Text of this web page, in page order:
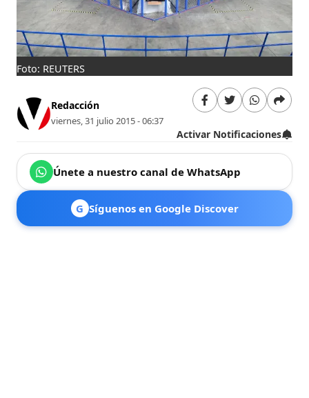
Foto: REUTERS
Redacción
viernes, 31 julio 2015 - 06:37
Activar Notificaciones
Únete a nuestro canal de WhatsApp
G Síguenos en Google Discover